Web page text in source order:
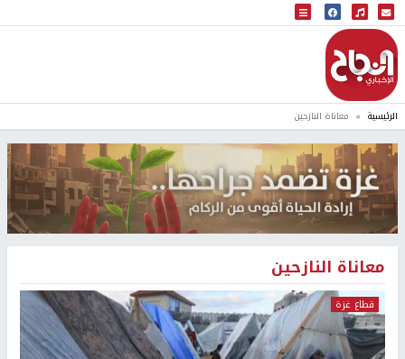
البث المباشر
إذاعة النجاح
الرئيسية معاناة النازحين
معاناة النازحين
قطاع غزة